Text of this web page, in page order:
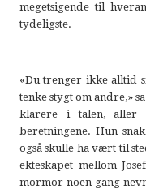
megetsigende til
tydeligste.
«Du trenger ikke alltid
tenke stygt om andre,»
klarere i talen, aller
beretningene. Hun
også skulle ha vært til
ekteskapet mellom
mormor noen gang